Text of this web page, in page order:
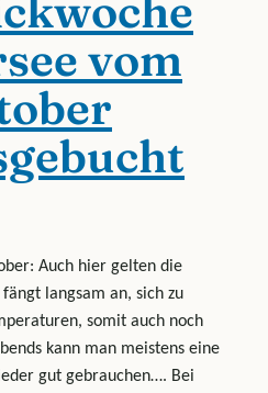
vom
Auch hier gelten die
langsam an, sich zu
somit auch noch
kann man meistens eine
gut gebrauchen…. Bei